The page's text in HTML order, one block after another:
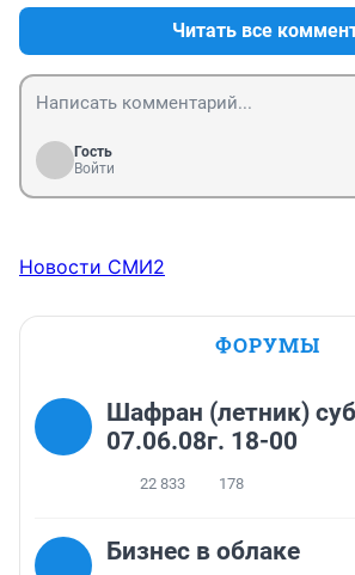
Читать все
Гость
Войти
Новости СМИ2
ФОРУМЫ
Шафран (летник)
07.06.08г. 18-00
22 833 178
Бизнес в облаке